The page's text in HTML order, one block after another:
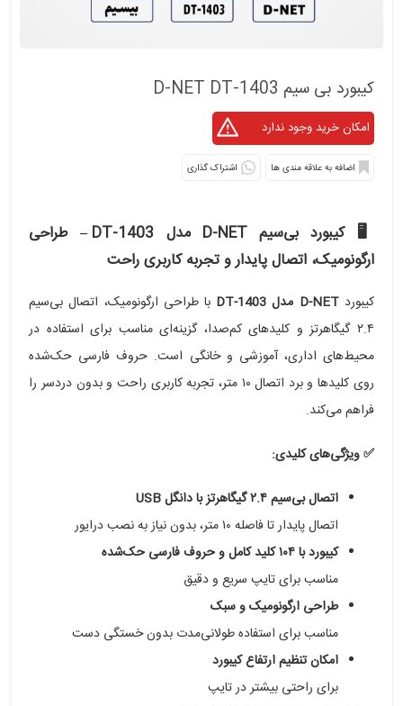
کیبورد بی سیم D-NET DT-1403
اشتراک گذاری
🖥 کیبورد بی‌سیم D-NET مدل DT-1403 – طراحی
ارگونومیک، اتصال پایدار و تجربه کاربری راحت
کیبوردD-NET مدل DT-1403
با طراحی ارگونومیک، اتصال بی‌سیم
۲.۴ گیگاهرتز و کلیدهای کم‌صدا، گزینه‌ای مناسب برای استفاده در
محیط‌های اداری، آموزشی و خانگی است. حروف فارسی حک‌شده
روی کلیدها و برد اتصال ۱۰ متر، تجربه کاربری راحت و بدون دردسر را
فراهم می‌کند.
✅ ویژگی‌های کلیدی:
اتصال بی‌سیم ۲.۴ گیگاهرتز با دانگل USB
اتصال پایدار تا فاصله ۱۰ متر، بدون نیاز به نصب درایور
کیبورد با ۱۰۴ کلید کامل و حروف فارسی حک‌شده
مناسب برای تایپ سریع و دقیق
طراحی ارگونومیک و سبک
مناسب برای استفاده طولانی‌مدت بدون خستگی دست
امکان تنظیم ارتفاع کیبورد
برای راحتی بیشتر در تایپ